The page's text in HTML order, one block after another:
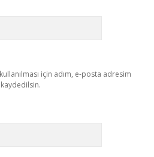
için adım, e-posta adresim